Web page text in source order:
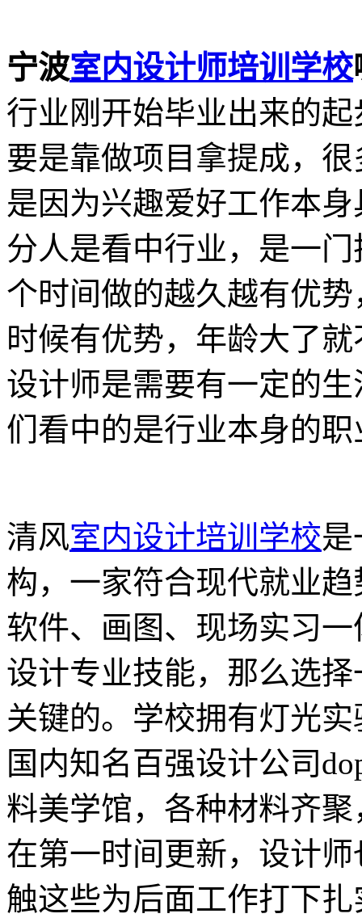
宁波室内设计师培训学校
行业刚开始毕业出来的
要是靠做项目拿提成，
是因为兴趣爱好工作本
分人是看中行业，是一
个时间做的越久越有优
时候有优势，年龄大了
设计师是需要有一定的
们看中的是行业本身的
清风室内设计培训学校是
构，一家符合现代就业
软件、画图、现场实习
设计专业技能，那么选
关键的。学校拥有灯光
国内知名百强设计公司
料美学馆，各种材料齐
在第一时间更新，设计
触这些为后面工作打下